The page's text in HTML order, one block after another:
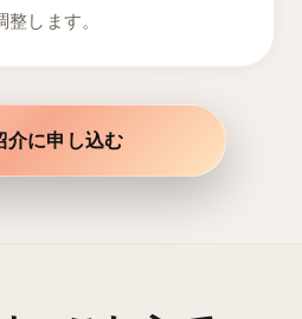
します。
介に申し込む